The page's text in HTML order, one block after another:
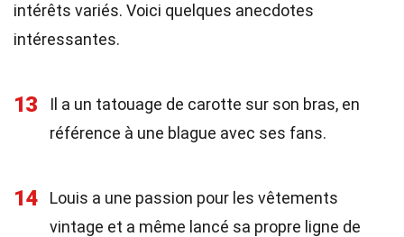
intérêts variés. Voici quelques anecdotes
intéressantes.
13
Il a un tatouage de carotte sur son bras, en
référence à une blague avec ses fans.
14
Louis a une passion pour les vêtements
vintage et a même lancé sa propre ligne de